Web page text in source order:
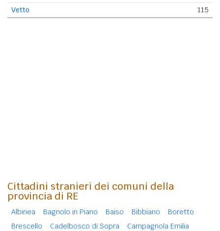
Vetto
115
Cittadini stranieri dei comuni della
provincia di RE
Albinea Bagnolo in Piano Baiso Bibbiano
Boretto
Brescello
Cadelbosco di Sopra
Campagnola Emilia